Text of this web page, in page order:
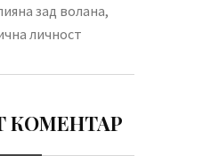
зад волана,
личност
КОМЕНТАР